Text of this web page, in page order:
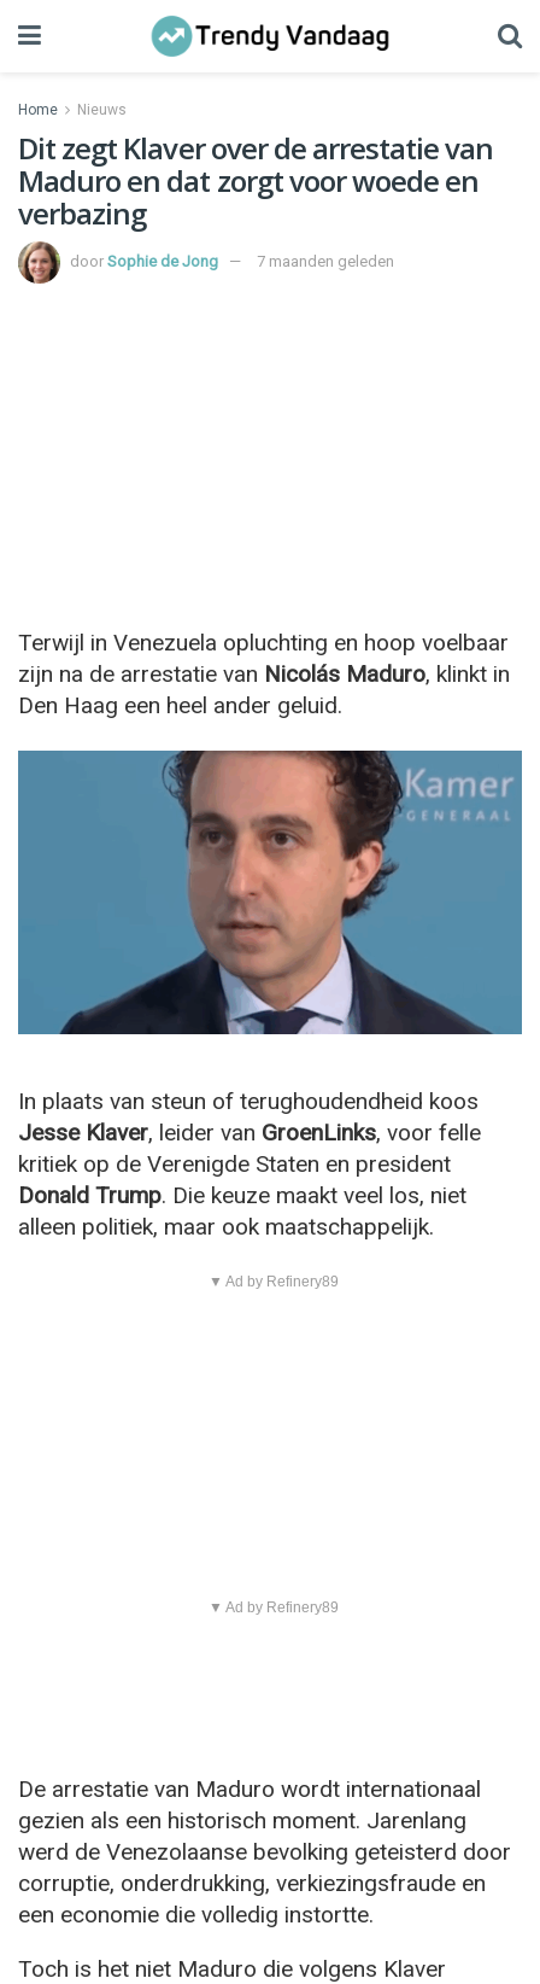
Home Nieuws
Dit zegt Klaver over de arrestatie van
Maduro en dat zorgt voor woede en
verbazing
door Sophie de Jong 7 maanden geleden
Terwijl in Venezuela opluchting en hoop voelbaar
zijn na de arrestatie van Nicolás Maduro, klinkt in
Den Haag een heel ander geluid.
In plaats van steun of terughoudendheid koos
Jesse Klaver, leider van GroenLinks, voor felle
kritiek op de Verenigde Staten en president
Donald Trump. Die keuze maakt veel los, niet
alleen politiek, maar ook maatschappelijk.
▼ Ad by Refinery89
▼ Ad by Refinery89
De arrestatie van Maduro wordt internationaal
gezien als een historisch moment. Jarenlang
werd de Venezolaanse bevolking geteisterd door
corruptie, onderdrukking, verkiezingsfraude en
een economie die volledig instortte.
Toch is het niet Maduro die volgens Klaver